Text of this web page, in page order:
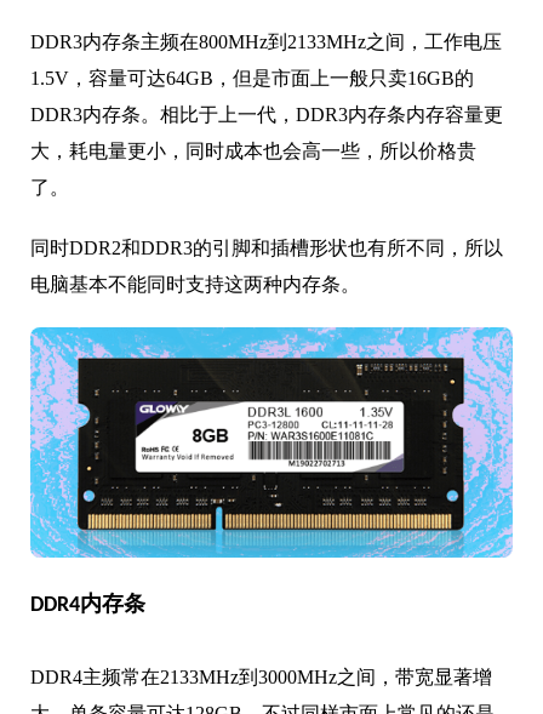
DDR3内存条主频在800MHz到2133MHz之间，工作电压
1.5V，容量可达64GB，但是市面上一般只卖16GB的
DDR3内存条。相比于上一代，DDR3内存条内存容量更
大，耗电量更小，同时成本也会高一些，所以价格贵
了。
同时DDR2和DDR3的引脚和插槽形状也有所不同，所以
电脑基本不能同时支持这两种内存条。
DDR4内存条
DDR4主频常在2133MHz到3000MHz之间，带宽显著增